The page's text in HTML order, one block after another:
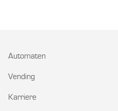
Automaten
Vending
Karriere